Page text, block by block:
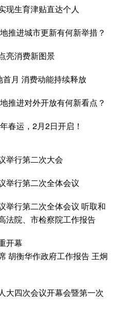
现生育津贴直达个人
推进城市更新有何新举措？
亮消费新图景
首月 消费动能持续释放
推进对外开放有何新看点？
春运，2月2日开启！
举行第二次大会
举行第二次全体会议
举行第二次全体会议 听取和
法院、市检察院工作报告
开幕
胡衡华作政府工作报告 王炯
大四次会议开幕会暨第一次